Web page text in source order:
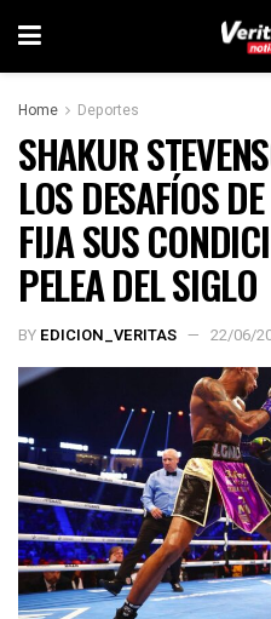
Home Deportes
SHAKUR
LOS DESAFÍOS
FIJA SUS
PELEA DEL SIGLO
BY EDICION_VERITAS 22/06/